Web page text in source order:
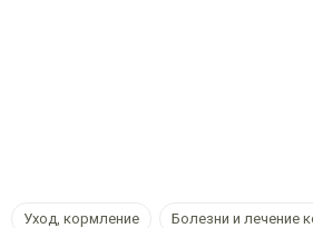
Уход, кормление Болезни и лечение